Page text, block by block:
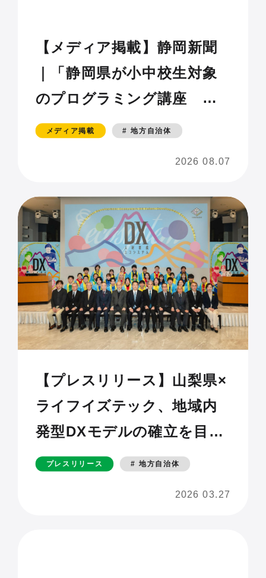
【メディア掲載】静岡新聞
｜「静岡県が小中校生対象
のプログラミング講座 ア
プリ制作学ぶ」
メディア掲載 # 地方自治体
2026 08.07
【プレスリリース】山梨県×
ライフイズテック、地域内
発型DXモデルの確立を目指
す「山梨県DX人材育成エコ
プレスリリース # 地方自治体
2026 03.27